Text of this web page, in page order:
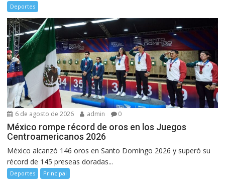
Deportes
6 de agosto de 2026 admin 0
México rompe récord de oros en los Juegos
Centroamericanos 2026
México alcanzó 146 oros en Santo Domingo 2026 y superó su
récord de 145 preseas doradas...
Deportes Principal